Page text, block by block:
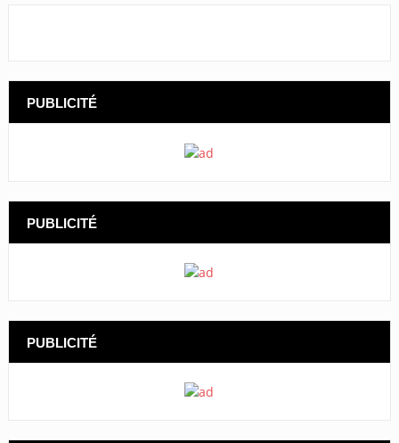
PUBLICITÉ
PUBLICITÉ
PUBLICITÉ